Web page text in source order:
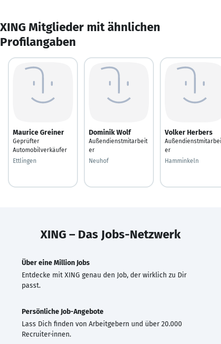
XING Mitglieder mit ähnlichen
Profilangaben
Maurice Greiner
Geprüfter
Automobilverkäufer
Ettlingen
Dominik Wolf
Außendienstmitarbeit
er
Neuhof
Volker Herbers
er
Hamminkeln
XING – Das Jobs-Netzwerk
Über eine Million Jobs
Entdecke mit XING genau den Job, der wirklich zu Dir
passt.
Persönliche Job-Angebote
Lass Dich finden von Arbeitgebern und über 20.000
Recruiter·innen.